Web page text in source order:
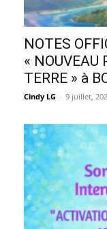
NOTES
« NOUVEAU
TERRE » à
Cindy LG - 9 juillet,